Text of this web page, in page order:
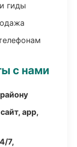
гиды
с нами
app,
7,